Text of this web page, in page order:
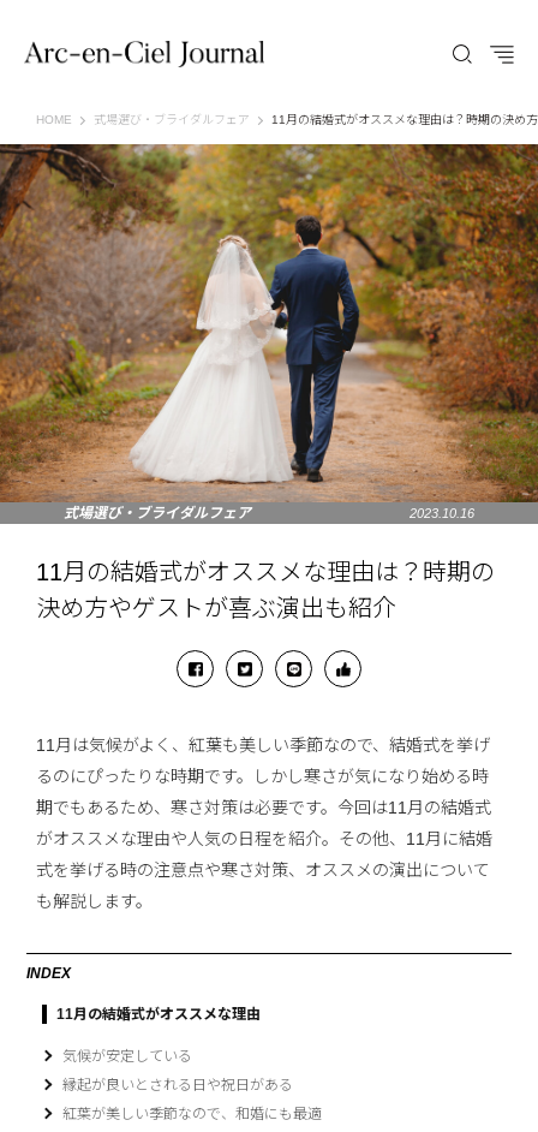
HOME Arc-en-Ciel Journal（アルカンシエル ジャーナル）
式場選び・ブライダルフェア 11月の結婚式がオススメな理由は？時期の決め
式場選び・ブライダルフェア 2023.10.16
11月の結婚式がオススメな理由は？時期の
決め方やゲストが喜ぶ演出も紹介
11月は気候がよく、紅葉も美しい季節なので、結婚式を挙げ
るのにぴったりな時期です。しかし寒さが気になり始める時
期でもあるため、寒さ対策は必要です。今回は11月の結婚式
がオススメな理由や人気の日程を紹介。その他、11月に結婚
式を挙げる時の注意点や寒さ対策、オススメの演出について
も解説します。
INDEX
11月の結婚式がオススメな理由
気候が安定している
縁起が良いとされる日や祝日がある
紅葉が美しい季節なので、和婚にも最適